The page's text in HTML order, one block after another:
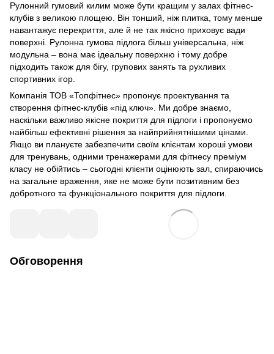
Рулонний гумовий килим може бути кращим у залах фітнес-
клубів з великою площею. Він тонший, ніж плитка, тому менше
навантажує перекриття, але й не так якісно приховує вади
поверхні. Рулонна гумова підлога більш універсальна, ніж
модульна – вона має ідеальну поверхню і тому добре
підходить також для бігу, групових занять та рухливих
спортивних ігор.
Компанія ТОВ «Топфітнес» пропонує проектування та
створення фітнес-клубів «під ключ». Ми добре знаємо,
наскільки важливо якісне покриття для підлоги і пропонуємо
найбільш ефективні рішення за найприйнятнішими цінами.
Якщо ви плануєте забезпечити своїм клієнтам хороші умови
для тренувань, одними тренажерами для фітнесу преміум
класу не обійтись – сьогодні клієнти оцінюють зал, спираючись
на загальне враження, яке не може бути позитивним без
добротного та функціонального покриття для підлоги.
Обговорення